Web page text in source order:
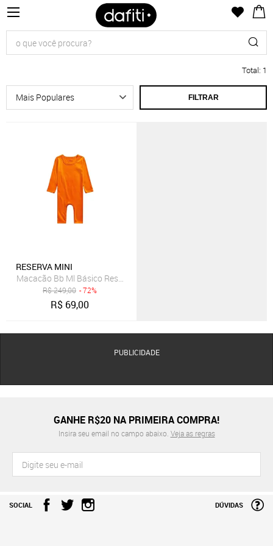
Total: 1
FILTRAR
RESERVA MINI
Macacão Bb Ml Básico Reserva Mini
R$249,00 - 72%
R$ 69,00
PUBLICIDADE
GANHE R$20 NA PRIMEIRA COMPRA!
Insira seu email no campo abaixo. Veja as regras
SOCIAL DÚVIDAS